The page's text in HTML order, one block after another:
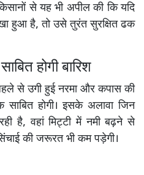
से यह भी अपील की कि यदि
हुआ है, तो उसे तुरंत सुरक्षित ढक
होगी बारिश
से उगी हुई नरमा और कपास की
होगी। इसके अलावा जिन
है, वहां मिट्टी में नमी बढ़ने से
की जरूरत भी कम पड़ेगी।